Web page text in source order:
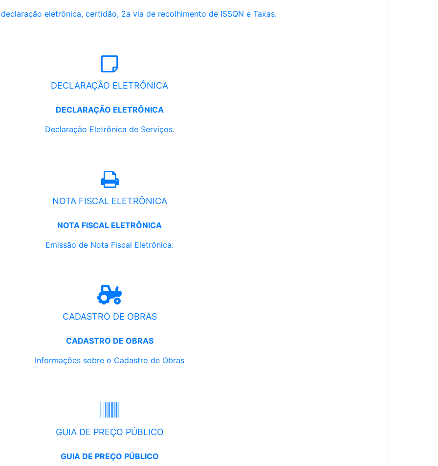
eletrônica, certidão, 2a via de recolhimento de ISSQN e Taxas.
DECLARAÇÃO ELETRÔNICA
DECLARAÇÃO ELETRÔNICA
Declaração Eletrônica de Serviços.
NOTA FISCAL ELETRÔNICA
NOTA FISCAL ELETRÔNICA
Emissão de Nota Fiscal Eletrônica.
CADASTRO DE OBRAS
CADASTRO DE OBRAS
Informações sobre o Cadastro de Obras
GUIA DE PREÇO PÚBLICO
GUIA DE PREÇO PÚBLICO